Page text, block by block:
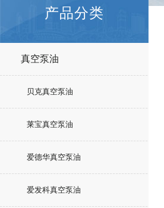
产品分类
真空泵油
贝克真空泵油
莱宝真空泵油
爱德华真空泵油
爱发科真空泵油